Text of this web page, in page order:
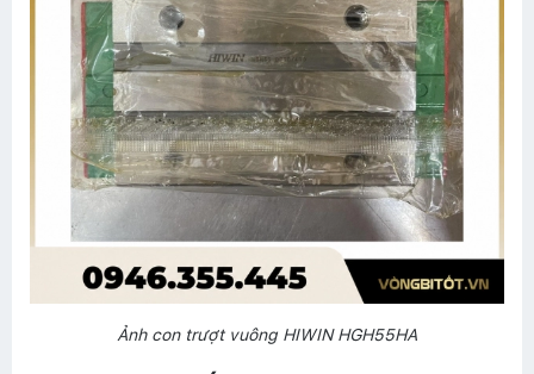
Ảnh con trượt vuông HIWIN HGH55HA